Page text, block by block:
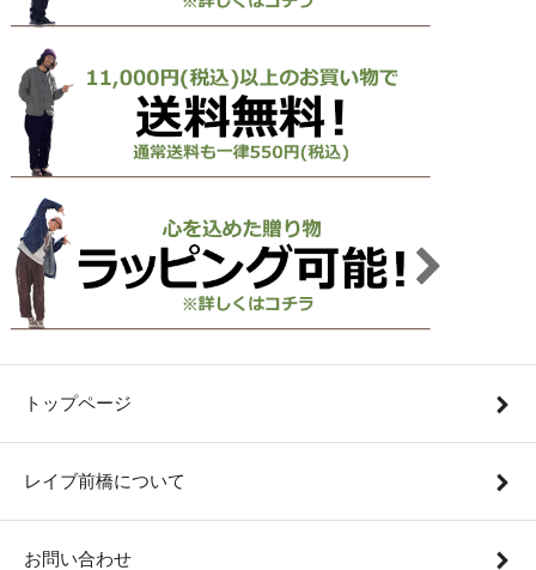
トップページ
レイブ前橋について
お問い合わせ